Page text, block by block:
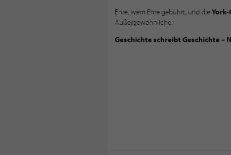
Ehre, wem Ehre gebührt, und die
Außergewöhnliche.
Geschichte schreibt Geschichte –